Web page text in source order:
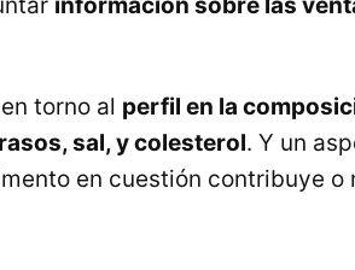
torno al perfil en la
sal, y colesterol. Y un
en cuestión contribuye o